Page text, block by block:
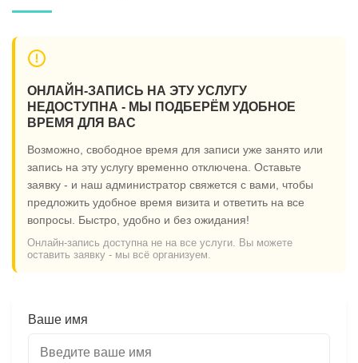
ОНЛАЙН-ЗАПИСЬ НА ЭТУ УСЛУГУ
НЕДОСТУПНА - МЫ ПОДБЕРЁМ УДОБНОЕ
ВРЕМЯ ДЛЯ ВАС
Возможно, свободное время для записи уже занято или
запись на эту услугу временно отключена. Оставьте
заявку - и наш администратор свяжется с вами, чтобы
предложить удобное время визита и ответить на все
вопросы. Быстро, удобно и без ожидания!
Онлайн-запись доступна не на все услуги. Вы можете
оставить заявку - мы всё организуем.
Ваше имя